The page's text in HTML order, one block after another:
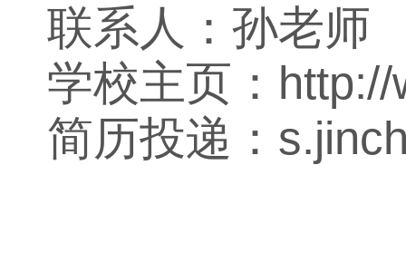
联系人：孙老师
学校主页：
简历投递：